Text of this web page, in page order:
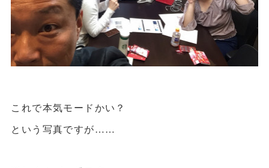
これで本気モードかい？
という写真ですが……